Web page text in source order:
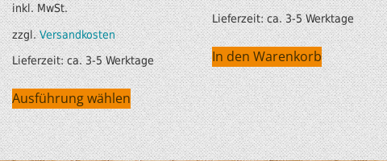
RAM ZUBEHÖR
HOBIE KAJAKS
ELEKTROMOTORE
inkl. MwSt.
zzgl.Versandkosten
Lieferzeit:ca. 3-5 Werktage
Ausführung wählen
Lieferzeit:ca. 3-5 Werktage
In den Warenkorb